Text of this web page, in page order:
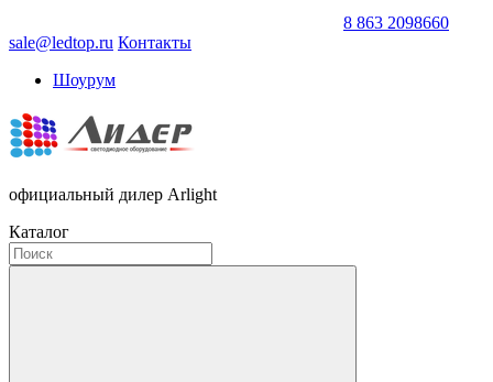
8 863 2098660
sale@ledtop.ru Контакты
Шоурум
официальный дилер Arlight
Каталог